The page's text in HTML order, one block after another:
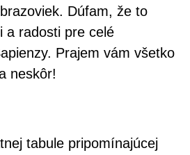
Dúfam, že to
a radosti pre celé
Prajem vám všetko
neskôr!
tabule pripomínajúcej